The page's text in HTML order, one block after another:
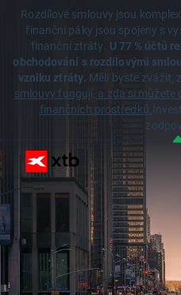
Rozdílové smlouvy jsou
finanční páky jsou spojeny s
finanční ztráty. U 77 % účtů
obchodování s rozdílovými
vzniku ztráty. Měli byste zvážit,
smlouvy fungují, a zda si
finančních prostředků.